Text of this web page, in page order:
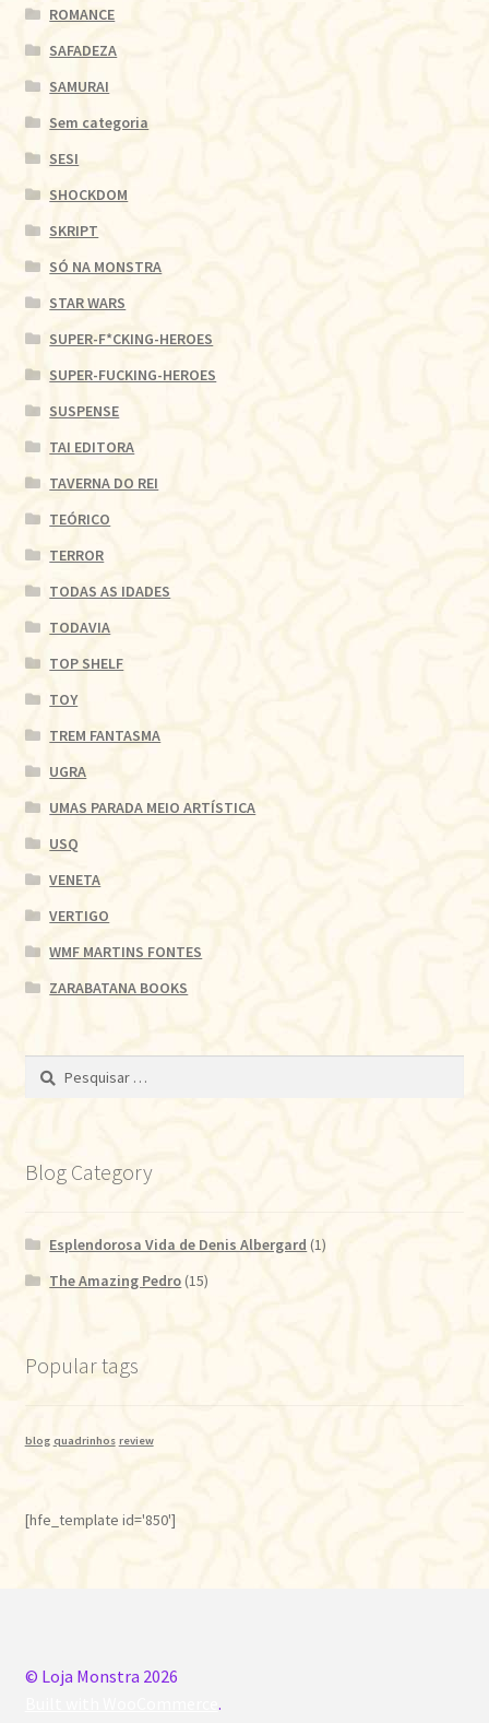
ROMANCE
SAFADEZA
SAMURAI
Sem categoria
SESI
SHOCKDOM
SKRIPT
SÓ NA MONSTRA
STAR WARS
SUPER-F*CKING-HEROES
SUPER-FUCKING-HEROES
SUSPENSE
TAI EDITORA
TAVERNA DO REI
TEÓRICO
TERROR
TODAS AS IDADES
TODAVIA
TOP SHELF
TOY
TREM FANTASMA
UGRA
UMAS PARADA MEIO ARTÍSTICA
USQ
VENETA
VERTIGO
WMF MARTINS FONTES
ZARABATANA BOOKS
Pesquisar
Blog Category
Esplendorosa Vida de Denis Albergard (1)
The Amazing Pedro (15)
Popular tags
blog quadrinhos review
[hfe_template id='850']
© Loja Monstra 2026
.